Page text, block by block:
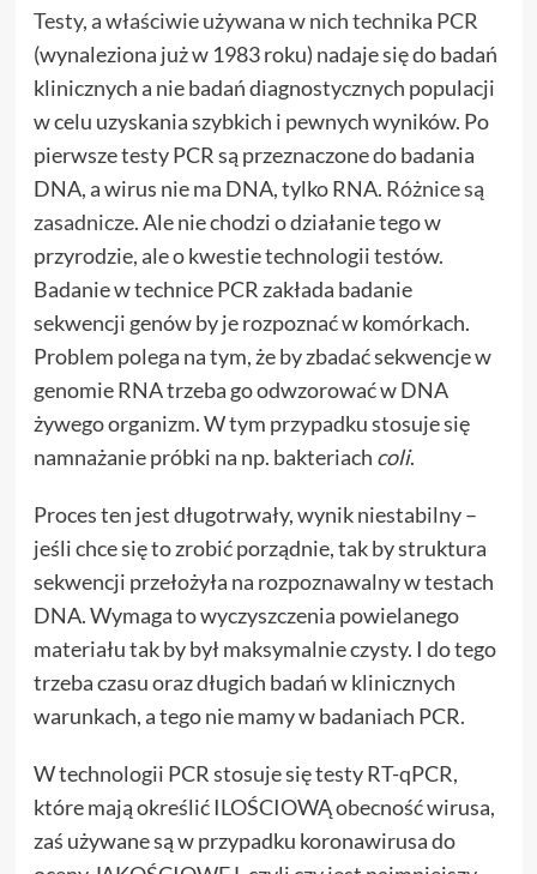
Testy, a właściwie używana w nich technika PCR
(wynaleziona już w 1983 roku) nadaje się do badań
klinicznych a nie badań diagnostycznych populacji
w celu uzyskania szybkich i pewnych wyników. Po
pierwsze testy PCR są przeznaczone do badania
DNA, a wirus nie ma DNA, tylko RNA. Różnice są
zasadnicze. Ale nie chodzi o działanie tego w
przyrodzie, ale o kwestie technologii testów.
Badanie w technice PCR zakłada badanie
sekwencji genów by je rozpoznać w komórkach.
Problem polega na tym, że by zbadać sekwencje w
genomie RNA trzeba go odwzorować w DNA
żywego organizm. W tym przypadku stosuje się
namnażanie próbki na np. bakteriach coli.
Proces ten jest długotrwały, wynik niestabilny –
jeśli chce się to zrobić porządnie, tak by struktura
sekwencji przełożyła na rozpoznawalny w testach
DNA. Wymaga to wyczyszczenia powielanego
materiału tak by był maksymalnie czysty. I do tego
trzeba czasu oraz długich badań w klinicznych
warunkach, a tego nie mamy w badaniach PCR.
W technologii PCR stosuje się testy RT-qPCR,
które mają określić ILOŚCIOWĄ obecność wirusa,
zaś używane są w przypadku koronawirusa do